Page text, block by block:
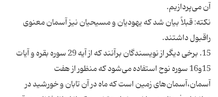
آن می‌پردازیم.
نکته: قبلاً بیان شد که یهودیان و مسیحیان نیز آسمان معنوی
راقبول داشتند.
15. برخی دیگر از نویسندگان برآنند که از آیه‌ 29 سوره‌ بقره و آیات
15و16 سوره نوح استفاده می‌شود که منظور از هفت
آسمان،آسمان‌های زمین است که ماه در آن تابان و خورشید در